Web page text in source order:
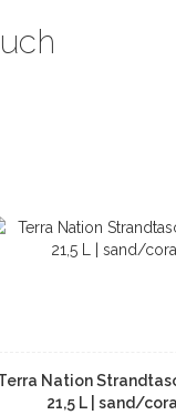
Nation
21,5 L | sand/